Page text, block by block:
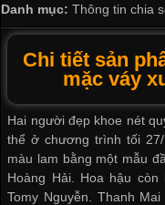
Danh mục: Thông tin chia
Chi tiết sản
mặc váy
Hai người đẹp khoe nét
thể ở chương trình tối
màu lam bằng một mẫu
Hoàng Hải. Hoa hậu
Tomy Nguyễn. Thanh